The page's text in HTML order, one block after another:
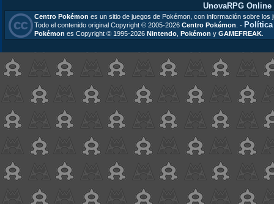
UnovaRPG Online
Centro Pokémon es un sitio de juegos de Pokémon, con información sobre
Todo el contenido original Copyright © 2005-2026 Centro Pokémon . -
Pokémon es Copyright © 1995-2026 Nintendo Pokémon y GAMEFREAK